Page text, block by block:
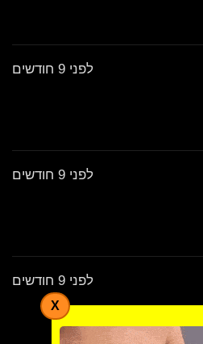
לפני 9 חודשים
לפני 9 חודשים
לפני 9 חודשים
X